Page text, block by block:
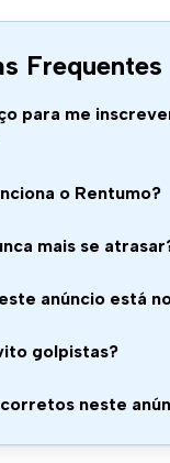
Frequentes
para me
o Rentumo?
mais se
anúncio está
golpistas?
neste